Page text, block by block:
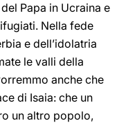
Papa in Ucraina e
Nella fede
e dell’idolatria
le valli della
anche che
di Isaia: che un
un altro popolo,